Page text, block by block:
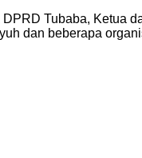
Tubaba, Ketua
dan beberapa